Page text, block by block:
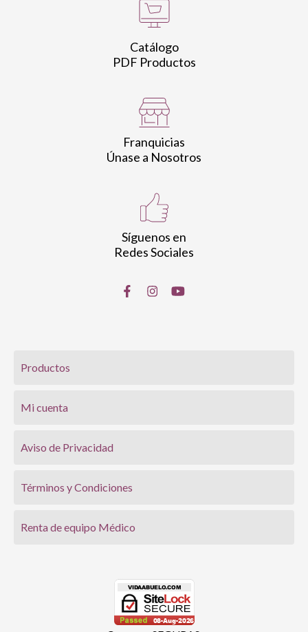
Catálogo
PDF Productos
Franquicias
Únase a Nosotros
Síguenos en
Redes Sociales
Productos
Mi cuenta
Aviso de Privacidad
Términos y Condiciones
Renta de equipo Médico